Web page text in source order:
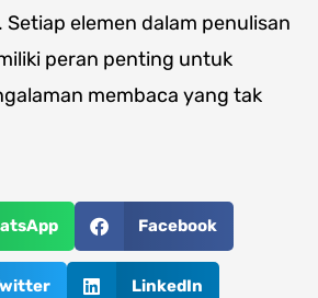
Setiap elemen dalam penulisan
peran penting untuk
membaca yang tak
Facebook
LinkedIn